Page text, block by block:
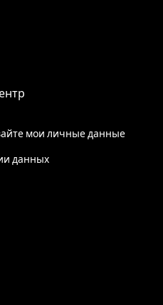
мои личные данные
данных